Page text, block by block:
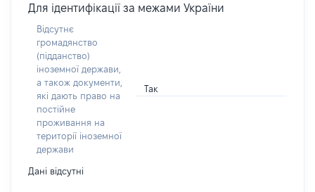
Для ідентифікації за межами України
Відсутнє
громадянство
(підданство)
іноземної держави,
а також документи,
які дають право на
постійне
проживання на
території іноземної
держави
Так
Дані відсутні